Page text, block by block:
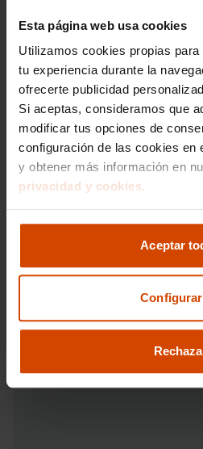
Esta página web usa cookies
Utilizamos cookies propias
tu experiencia durante la
ofrecerte publicidad
Si aceptas, consideramos que
modificar tus opciones de
configuración de las cookies en
y obtener más información en
privacidad y cookies.
Aceptar
Configurar
Me
Vehículos